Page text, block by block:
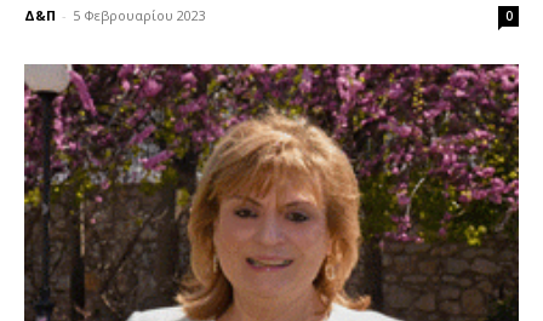
Δ&Π - 5 Φεβρουαρίου 2023 0